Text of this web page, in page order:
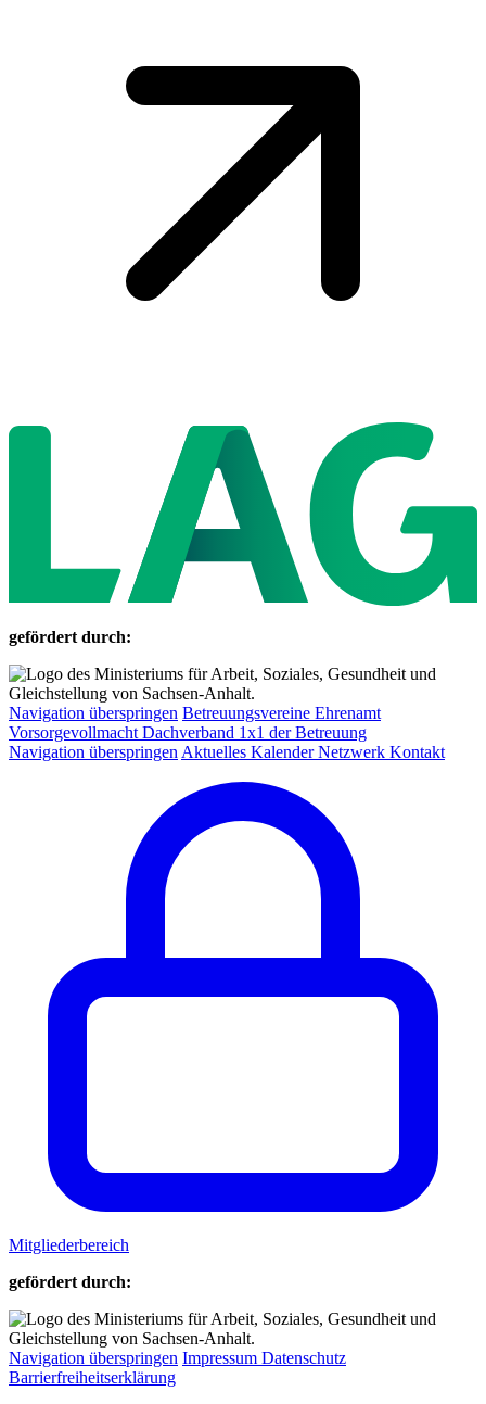
gefördert durch:
Navigation überspringen Betreuungsvereine Ehrenamt
Vorsorgevollmacht Dachverband 1x1 der Betreuung
Navigation überspringenAktuelles Kalender Netzwerk Kontakt
Mitgliederbereich
gefördert durch:
Navigation überspringen Impressum Datenschutz
Barrierfreiheitserklärung